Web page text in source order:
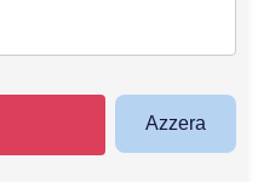
Azzera